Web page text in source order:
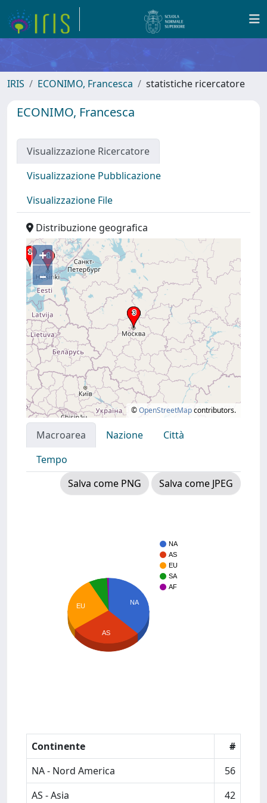
IRIS ECONIMO, Francesca statistiche ricercatore
ECONIMO, Francesca
Visualizzazione Ricercatore
Visualizzazione Pubblicazione
Visualizzazione File
Distribuzione geografica
+
–
©OpenStreetMapcontributors.
Macroarea Nazione
Città
Tempo
Salva come PNG
Salva come JPEG
NA
AS
EU
SA
AF
NA
EU
AS
Continente
#
NA - Nord America
56
AS - Asia
42